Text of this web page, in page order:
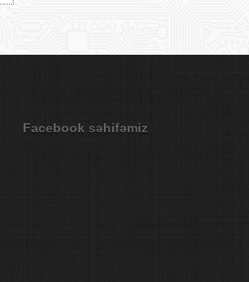
Facebook səhifəmiz